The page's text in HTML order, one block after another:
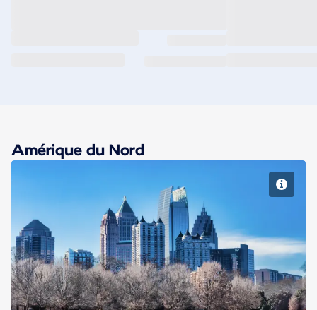
Amérique du Nord
Atlanta